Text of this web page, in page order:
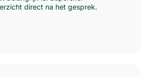
direct na het gesprek.